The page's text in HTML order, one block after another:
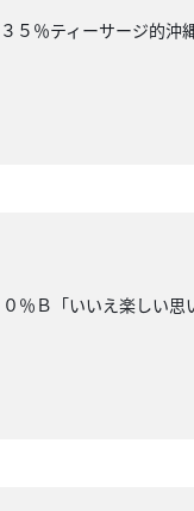
５％ティーサージ的
％Ｂ「いいえ楽しい思